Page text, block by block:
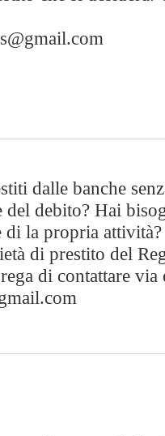
dalle banche
debito? Hai
di la propria
di prestito del
di contattare via